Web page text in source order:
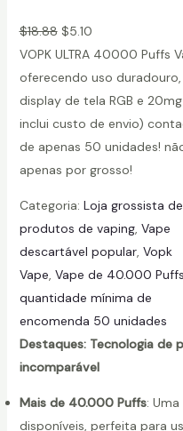
$18.88 $5.10
VOPK ULTRA 40000 Puffs
oferecendo uso
display de tela RGB e
inclui custo de envio)
de apenas 50 unidades!
apenas por grosso!
Categoria: Loja grossista de
produtos de vaping, Vape
descartável popular, Vopk
Vape, Vape de 40.000 Puffs
quantidade mínima de
encomenda 50 unidades
Destaques: Tecnologia de
incomparável
Mais de 40.000 Puffs:
disponíveis, perfeita para